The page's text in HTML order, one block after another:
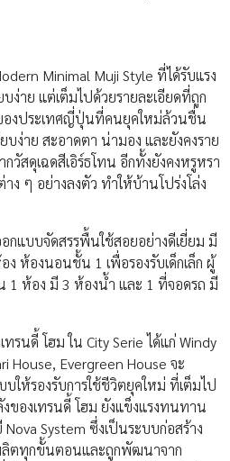
Minimal Muji Style ที่ได้รับแรง
ง่าย แต่เต็มไปด้วยรายละเอียดที่ถูก
องประเทศญี่ปุ่นที่คนยุคใหม่ล้วนชื่น
บง่าย สะอาดตา น่ามอง และยังคงราย
วัสดุเฉดสีเอิร์ธโทน อีกทั้งยังคงหรูหรา
ง ๆ อย่างลงตัว ทำให้บ้านโปร่งโล่ง
กแบบจัดสรรพื้นใช้สอยอย่างดีเยี่ยม มี
ห้องนอนชั้น 1 เพื่อรองรับเด็กเล็ก ผู้
1 ห้อง มี 3 ห้องน้ำ และ 1 ที่จอดรถ มี
รนดี้ โฮม ใน City Serie ได้แก่ Windy
House, Evergreen House จะ
ให้รองรับการใช้ชีวิตยุคใหม่ ที่เต็มไป
ของเทรนดี้ โฮม ยังแข็งแรงทนทาน
Nova System ซึ่งเป็นระบบก่อสร้าง
ลิตทุกขั้นตอนและถูกพัฒนาจาก